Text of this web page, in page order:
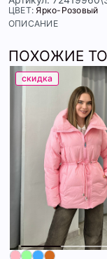
ЦВЕТ: Ярко-Розовый
ОПИСАНИЕ
ПОХОЖИЕ
скидка